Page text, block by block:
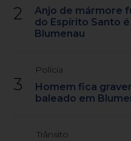
2
Anjo de mármore
do Espírito Santo
Blumenau
3
Polícia
Homem fica
baleado em
Trânsito